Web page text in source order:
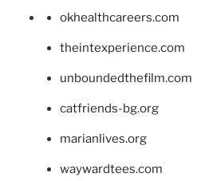
okhealthcareers.com
theintexperience.com
unboundedthefilm.com
catfriends-bg.org
marianlives.org
waywardtees.com